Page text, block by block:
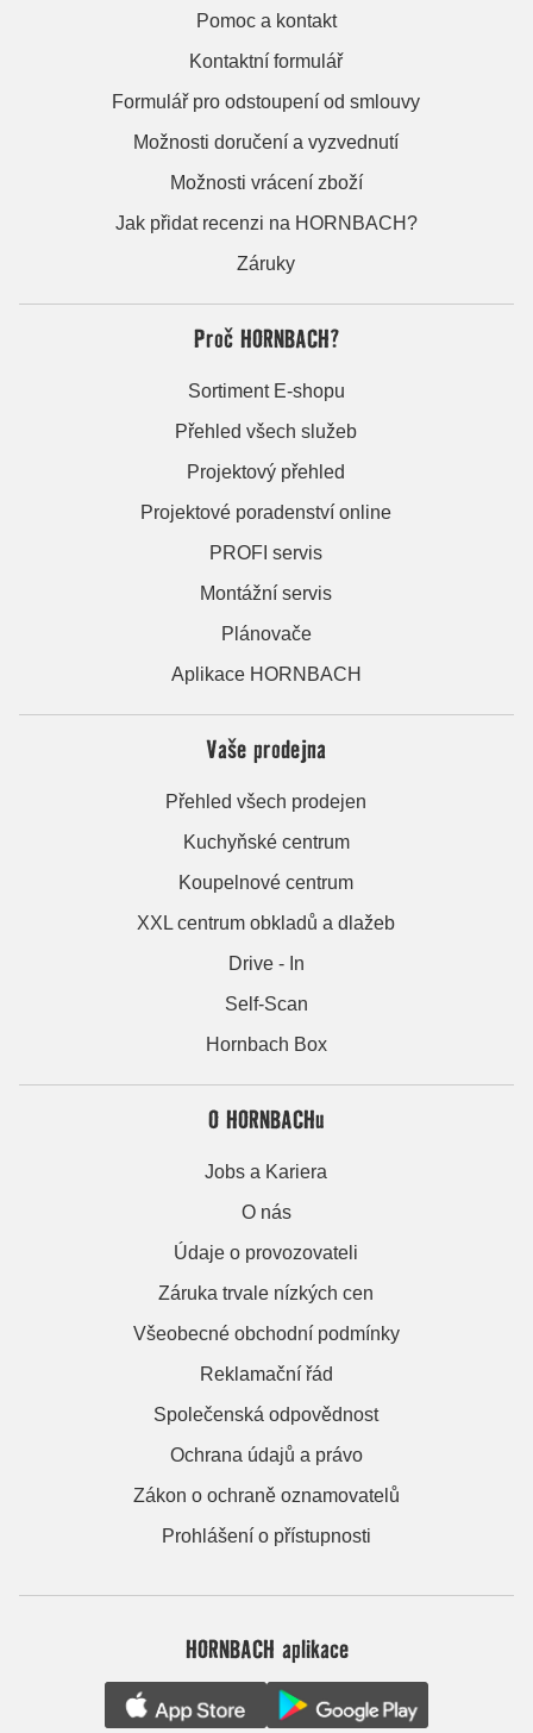
Pomoc a kontakt
Kontaktní formulář
Formulář pro odstoupení od smlouvy
Možnosti doručení a vyzvednutí
Možnosti vrácení zboží
Jak přidat recenzi na HORNBACH?
Záruky
Proč HORNBACH?
Sortiment E-shopu
Přehled všech služeb
Projektový přehled
Projektové poradenství online
PROFI servis
Montážní servis
Plánovače
Aplikace HORNBACH
Vaše prodejna
Přehled všech prodejen
Kuchyňské centrum
Koupelnové centrum
XXL centrum obkladů a dlažeb
Drive - In
Self-Scan
Hornbach Box
O HORNBACHu
Jobs a Kariera
O nás
Údaje o provozovateli
Záruka trvale nízkých cen
Všeobecné obchodní podmínky
Reklamační řád
Společenská odpovědnost
Ochrana údajů a právo
Zákon o ochraně oznamovatelů
Prohlášení o přístupnosti
HORNBACH aplikace